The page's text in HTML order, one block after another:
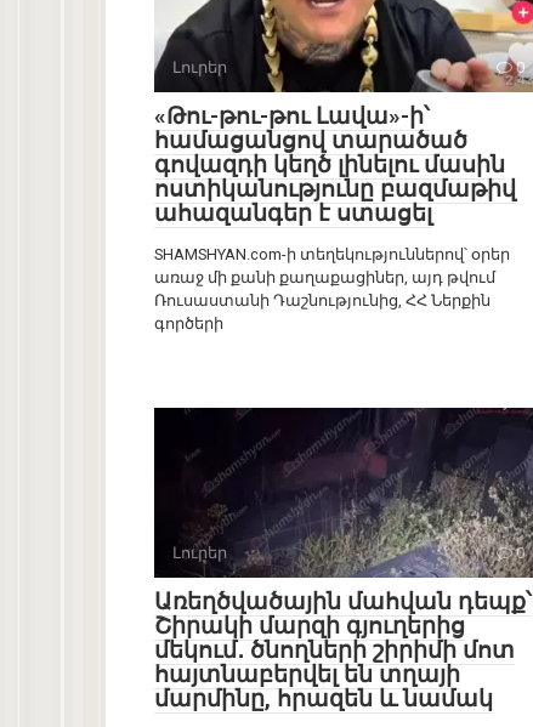
Լուրեր 0
«Թու-թու-թու Լավա»-ի՝
համացանցով տարածած
գովազդի կեղծ լինելու մասին
ոստիկանությունը բազմաթիվ
ահազանգեր է ստացել
SHAMSHYAN.com-ի տեղեկություններով՝ օրեր
առաջ մի քանի քաղաքացիներ, այդ թվում
Ռուսաստանի Դաշնությունից, ՀՀ Ներքին
գործերի
Լուրեր 0
Առեղծվածային մահվան դեպք՝
Շիրակի մարզի գյուղերից
մեկում․ ծնողների շիրիմի մոտ
հայտնաբերվել են տղայի
մարմինը, հրազեն և նամակ